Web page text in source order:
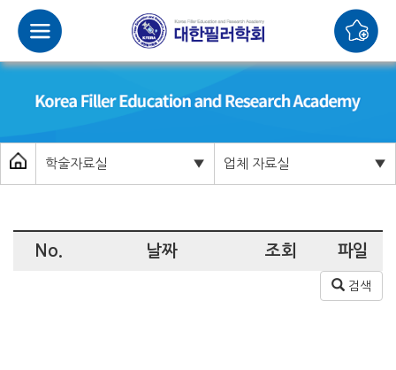
학술자료실 ▼ 업체 자료실 ▼
No. 날짜 조회 파일
검색